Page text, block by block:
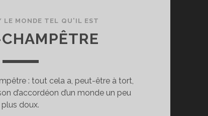
LE MONDE TEL QU'IL EST
: tout cela a, peut-être à tort,
d’accordéon d’un monde un peu
plus doux.